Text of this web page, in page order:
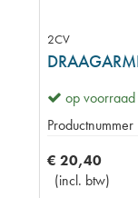
2CV
op voorraad
Productnummer
€ 20,40
(incl. btw)